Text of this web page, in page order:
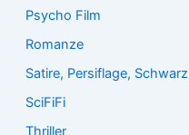
Psycho Film
Romanze
Satire, Persiflage, Schwarz
SciFiFi
Thriller